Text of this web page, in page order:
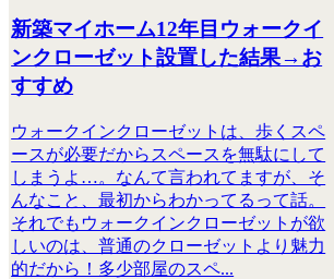
新築マイホーム12年目ウォークイ
ンクローゼット設置した結果→お
すすめ
ウォークインクローゼットは、歩くスペ
ースが必要だからスペースを無駄にして
しまうよ…。なんて言われてますが、そ
んなこと、最初からわかってるって話。
それでもウォークインクローゼットが欲
しいのは、普通のクローゼットより魅力
的だから！多少部屋のスペ...